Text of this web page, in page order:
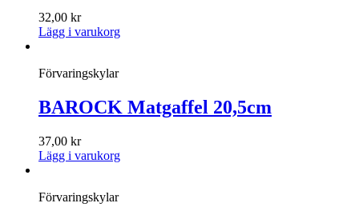
32,00 kr
Lägg i varukorg
Förvaringskylar
BAROCK Matgaffel 20,5cm
37,00 kr
Lägg i varukorg
Förvaringskylar